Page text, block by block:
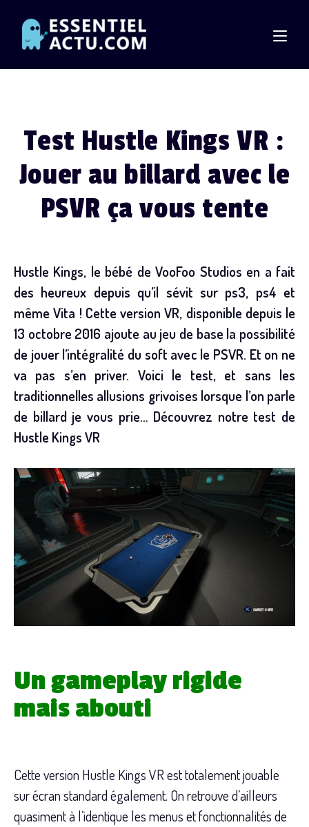
content
Test Hustle Kings VR :
Jouer au billard avec le
PSVR ça vous tente
Hustle Kings, le bébé de VooFoo Studios en a fait
des heureux depuis qu’il sévit sur ps3, ps4 et
même Vita ! Cette version VR, disponible depuis le
13 octobre 2016 ajoute au jeu de base la possibilité
de jouer l’intégralité du soft avec le PSVR. Et on ne
va pas s’en priver. Voici le test, et sans les
traditionnelles allusions grivoises lorsque l’on parle
de billard je vous prie… Découvrez notre test de
Hustle Kings VR
Un gameplay rigide
mais abouti
Cette version Hustle Kings VR est totalement jouable
sur écran standard également. On retrouve d’ailleurs
quasiment à l’identique les menus et fonctionnalités de